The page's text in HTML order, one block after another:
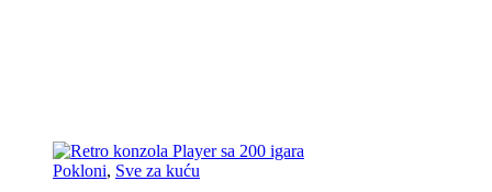
Pokloni, Sve za kuću